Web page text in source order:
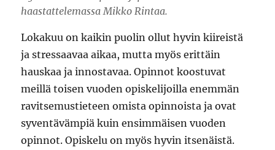
haastattelemassa Mikko Rintaa.
Lokakuu on kaikin puolin ollut hyvin kiireistä
ja stressaavaa aikaa, mutta myös erittäin
hauskaa ja innostavaa. Opinnot koostuvat
meillä toisen vuoden opiskelijoilla enemmän
ravitsemustieteen omista opinnoista ja ovat
syventävämpiä kuin ensimmäisen vuoden
opinnot. Opiskelu on myös hyvin itsenäistä.